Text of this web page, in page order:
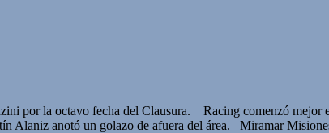
por la octavo fecha del Clausura. Racing comenzó mejor
Alaniz anotó un golazo de afuera del área. Miramar